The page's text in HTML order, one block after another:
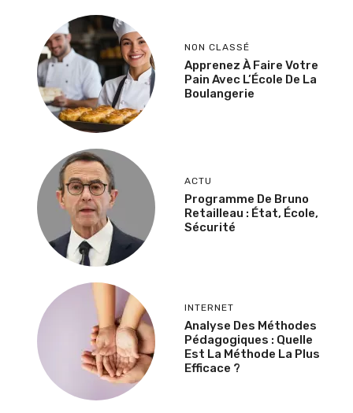
NON CLASSÉ
Apprenez À Faire Votre
Pain Avec L’École De La
Boulangerie
ACTU
Programme De Bruno
Retailleau : État, École,
Sécurité
INTERNET
Analyse Des Méthodes
Pédagogiques : Quelle
Est La Méthode La Plus
Efficace ?